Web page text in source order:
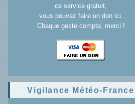
ce service gratuit,
vous pouvez faire un don ici.
Chaque geste compte, merci !
Vigilance Météo-France